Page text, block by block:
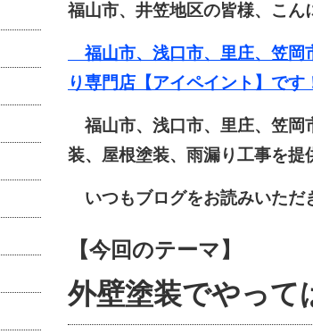
福山市、井笠地区の皆様、こん
福山市、浅口市、里庄、笠岡
り専門店【アイペイント】です
福山市、浅口市、里庄、笠岡
装、屋根塗装、雨漏り工事を提
いつもブログをお読みいただ
【今回のテーマ】
外壁塗装でやって